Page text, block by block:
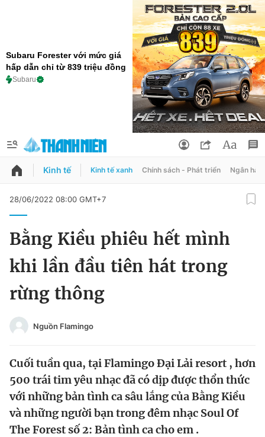
Subaru Forester với mức giá
hấp dẫn chỉ từ 839 triệu đồng
Subaru
QUẢNG CÁO
Chuyên mục
Chuyên mục khác
Chào ngày mới
Video Magazine
Sản phẩm khác
Đổi mật khẩu
Tin đã lưu
Tin đã xem
Đăng xuất
Kinh tế Kinh tế xanh Chính sách - Phát triển Ngân
28/06/2022 08:00 GMT+7
Bằng Kiều phiêu hết mình
khi lần đầu tiên hát trong
rừng thông
Nguồn Flamingo
Cuối tuần qua, tại Flamingo Đại Lải resort , hơn
500 trái tim yêu nhạc đã có dịp được thổn thức
với những bản tình ca sâu lắng của Bằng Kiều
và những người bạn trong đêm nhạc Soul Of
The Forest số 2: Bản tình ca cho em .